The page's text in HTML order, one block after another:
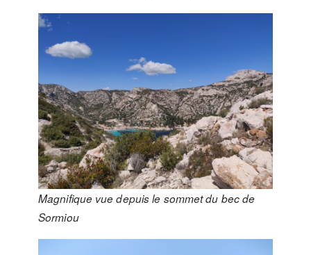
Magnifique vue depuis le sommet du bec de
Sormiou